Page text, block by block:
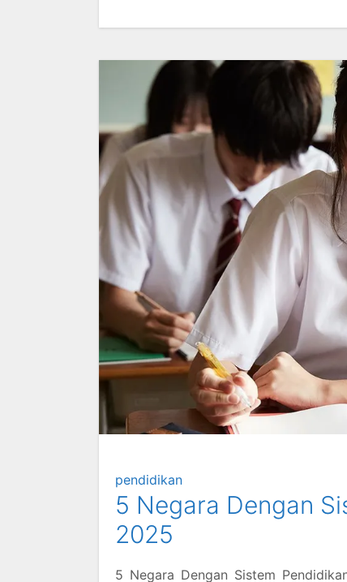
pendidikan
5 Negara Dengan
2025
5 Negara Dengan Sistem